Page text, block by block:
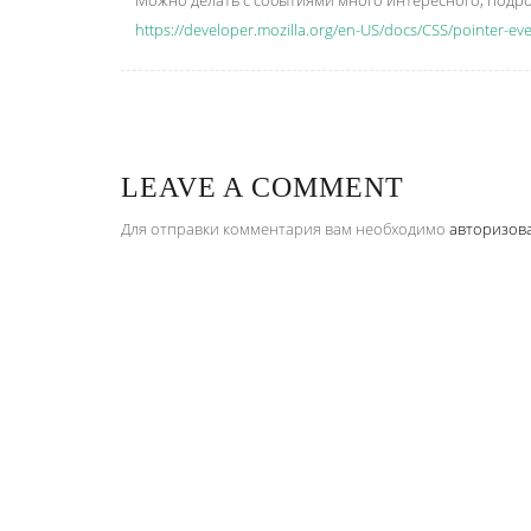
https://developer.mozilla.org/en-US/docs/CSS/pointer-
LEAVE A COMMENT
Для отправки комментария вам необходимо